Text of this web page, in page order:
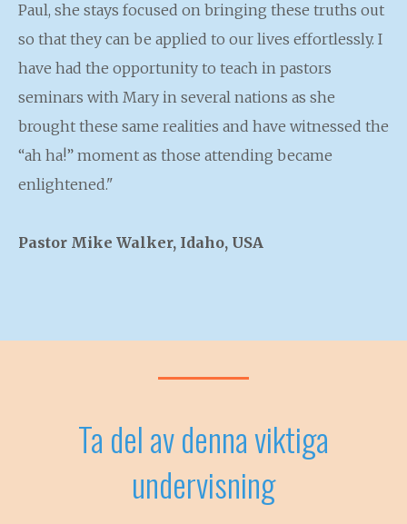
Paul, she stays focused on bringing these truths out
so that they can be applied to our lives effortlessly. I
have had the opportunity to teach in pastors
seminars with Mary in several nations as she
brought these same realities and have witnessed the
“ah ha!” moment as those attending became
enlightened."
Pastor Mike Walker, Idaho, USA
Ta del av denna viktiga
undervisning